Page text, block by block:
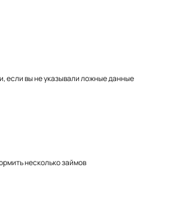
если вы не указывали ложные данные
несколько займов